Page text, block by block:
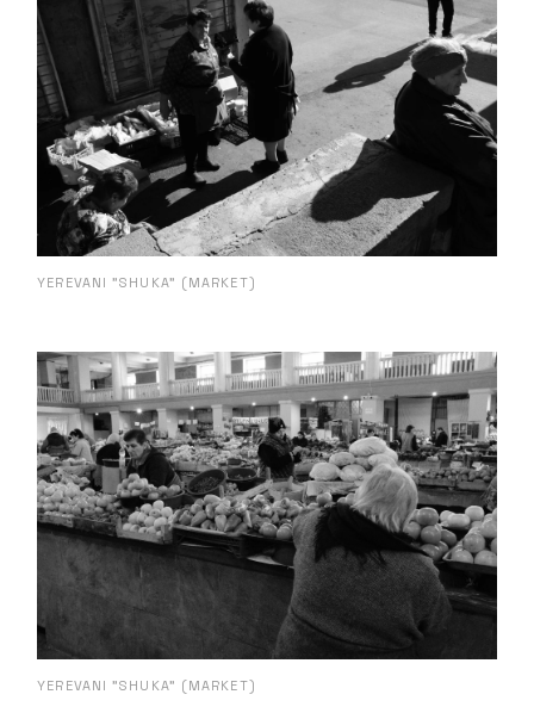
YEREVANI "SHUKA" (MARKET)
YEREVANI "SHUKA" (MARKET)